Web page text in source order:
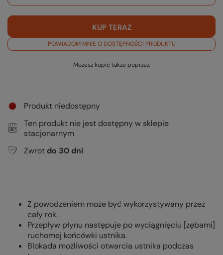
KUP TERAZ
POWIADOM MNIE O DOSTĘPNOŚCI PRODUKTU
Możesz kupić także poprzez:
Produkt niedostępny
Ten produkt nie jest dostępny w sklepie
stacjonarnym
Zwrot do 30 dni
Z powodzeniem może być wykorzystywany przez
cały rok.
Przepływ płynu następuje po wyciągnięciu [zębami]
ruchomej końcówki ustnika.
Blokada możliwości otwarcia ustnika podczas